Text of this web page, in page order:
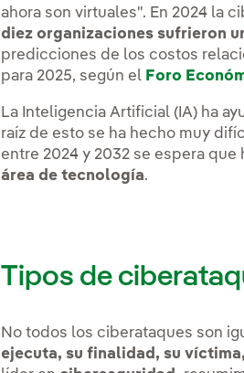
ahora son virtuales". En 2024 la
diez organizaciones sufrieron
predicciones de los costos
para 2025, según el Foro
La Inteligencia Artificial (IA) ha
raíz de esto se ha hecho muy
entre 2024 y 2032 se espera que
área de tecnología.
Tipos de
No todos los ciberataques son
ejecuta, su finalidad, su